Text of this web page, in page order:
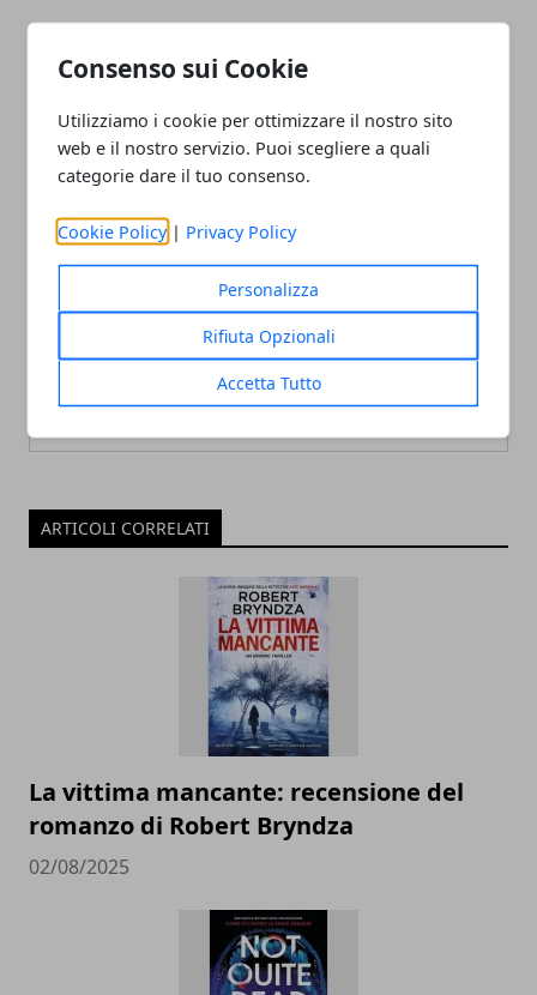
Consenso sui Cookie
Utilizziamo i cookie per ottimizzare il nostro sito
web e il nostro servizio. Puoi scegliere a quali
categorie dare il tuo consenso.
Cookie Policy | Privacy Policy
Personalizza
Rifiuta Opzionali
Accetta Tutto
Articolo Precedente
Una vita nuova: recensione
Articolo Successivo
La casa sul mare celeste, di
romanzo
Redazione
ARTICOLI CORRELATI
La vittima mancante: recensione del
romanzo di Robert Bryndza
02/08/2025